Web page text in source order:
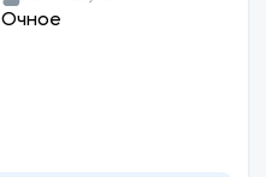
Очное